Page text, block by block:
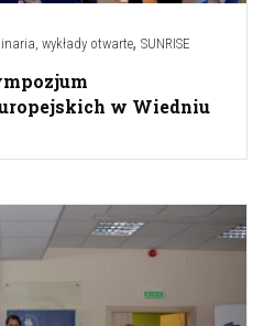
wykłady otwarte, SUNRISE
w Wiedniu